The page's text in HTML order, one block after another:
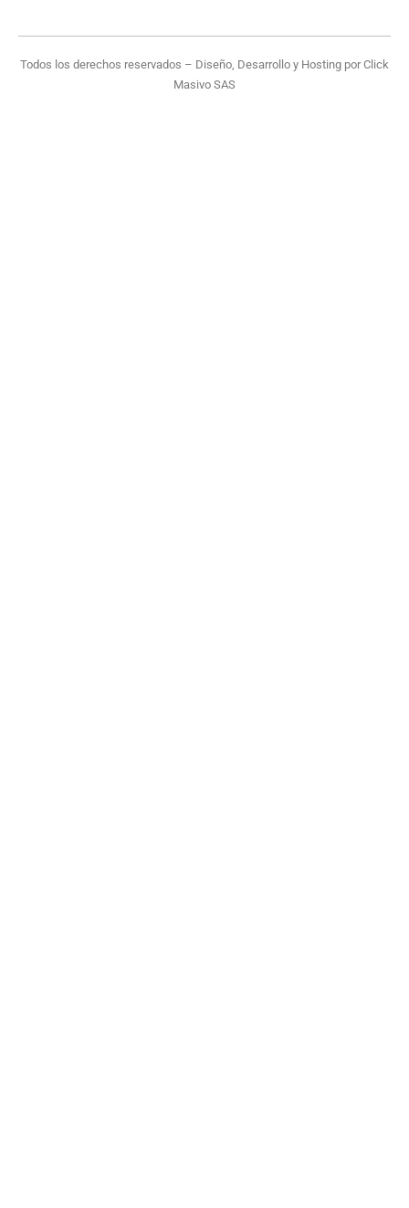
Todos los derechos reservados – Diseño, Desarrollo y Hosting porClick
Masivo SAS